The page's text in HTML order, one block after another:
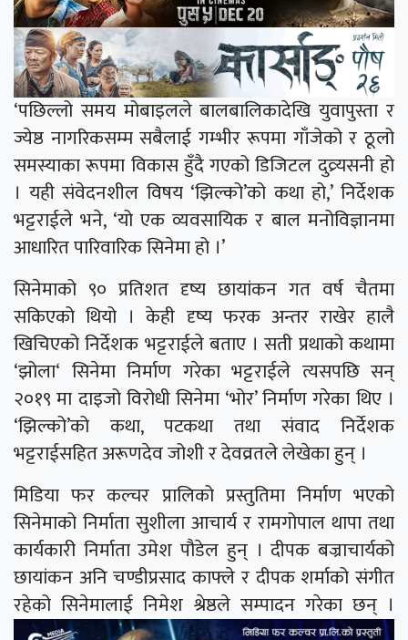
‘पछिल्लो समय मोबाइलले बालबालिकादेखि युवापुस्ता र
ज्येष्ठ नागरिकसम्म सबैलाई गम्भीर रूपमा गाँजेको र ठूलो
समस्याका रूपमा विकास हुँदै गएको डिजिटल दुव्र्यसनी हो
। यही संवेदनशील विषय ‘झिल्को’को कथा हो,’ निर्देशक
भट्टराईले भने, ‘यो एक व्यवसायिक र बाल मनोविज्ञानमा
आधारित पारिवारिक सिनेमा हो ।’
सिनेमाको ९० प्रतिशत दृष्य छायांकन गत वर्ष चैतमा
सकिएको थियो । केही दृष्य फरक अन्तर राखेर हालै
खिचिएको निर्देशक भट्टराईले बताए । सती प्रथाको कथामा
‘झोला‘ सिनेमा निर्माण गरेका भट्टराईले त्यसपछि सन्
२०१९ मा दाइजो विरोधी सिनेमा ‘भोर’ निर्माण गरेका थिए ।
‘झिल्को’को कथा, पटकथा तथा संवाद निर्देशक
भट्टराईसहित अरूणदेव जोशी र देवव्रतले लेखेका हुन् ।
मिडिया फर कल्चर प्रालिको प्रस्तुतिमा निर्माण भएको
सिनेमाको निर्माता सुशीला आचार्य र रामगोपाल थापा तथा
कार्यकारी निर्माता उमेश पौडेल हुन् । दीपक बज्राचार्यको
छायांकन अनि चण्डीप्रसाद काफ्ले र दीपक शर्माको संगीत
रहेको सिनेमालाई निमेश श्रेष्ठले सम्पादन गरेका छन् ।